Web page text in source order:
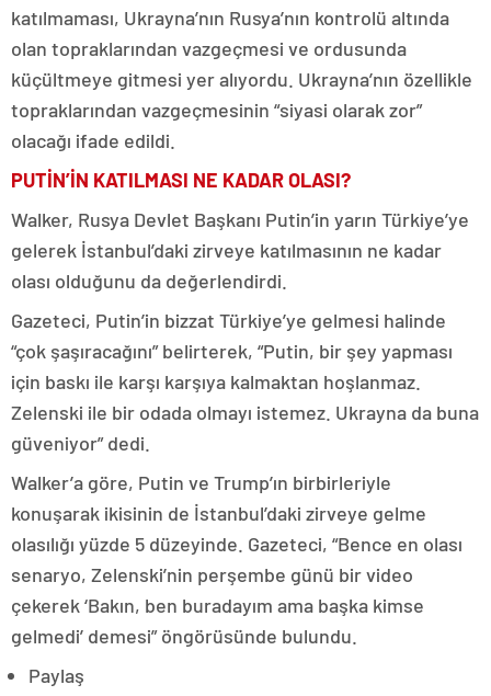
katılmaması, Ukrayna’nın Rusya’nın kontrolü altında
olan topraklarından vazgeçmesi ve ordusunda
küçültmeye gitmesi yer alıyordu. Ukrayna’nın özellikle
topraklarından vazgeçmesinin “siyasi olarak zor”
olacağı ifade edildi.
PUTİN’İN KATILMASI NE KADAR OLASI?
Walker, Rusya Devlet Başkanı Putin’in yarın Türkiye’ye
gelerek İstanbul’daki zirveye katılmasının ne kadar
olası olduğunu da değerlendirdi.
Gazeteci, Putin’in bizzat Türkiye’ye gelmesi halinde
“çok şaşıracağını” belirterek, “Putin, bir şey yapması
için baskı ile karşı karşıya kalmaktan hoşlanmaz.
Zelenski ile bir odada olmayı istemez. Ukrayna da buna
güveniyor” dedi.
Walker’a göre, Putin ve Trump’ın birbirleriyle
konuşarak ikisinin de İstanbul’daki zirveye gelme
olasılığı yüzde 5 düzeyinde. Gazeteci, “Bence en olası
senaryo, Zelenski’nin perşembe günü bir video
çekerek ‘Bakın, ben buradayım ama başka kimse
gelmedi’ demesi” öngörüsünde bulundu.
Paylaş